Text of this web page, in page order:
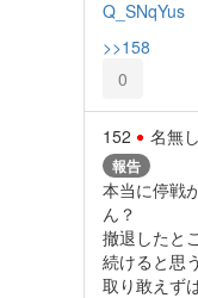
Q_SNqYus
>>158
0
152 名無し
報告
本当に停戦
ん？
撤退したと
続けると思
取り敢えず